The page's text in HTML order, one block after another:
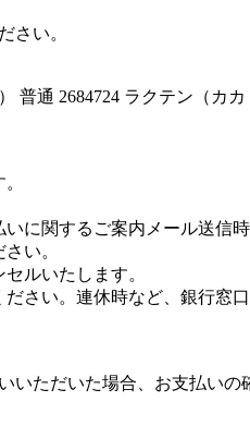
さい。
普通 2684724 ラクテン（カ
に関するご案内メール送信時
い。
ルいたします。
さい。連休時など、銀行窓
ただいた場合、お支払いの